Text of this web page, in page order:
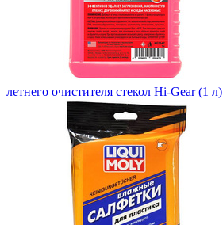
летнего очистителя стекол Hi-Gear (1 л)